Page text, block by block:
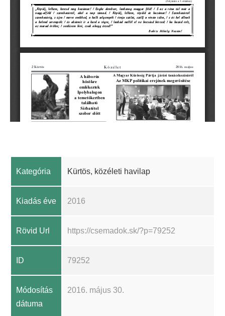
Kategória Kürtös, közéleti havilap
Kiadás éve 2016
Rövid Url https://csemadok.sk/?p=79252
ID 79252
Módosítás
dátuma
2016. május 30.